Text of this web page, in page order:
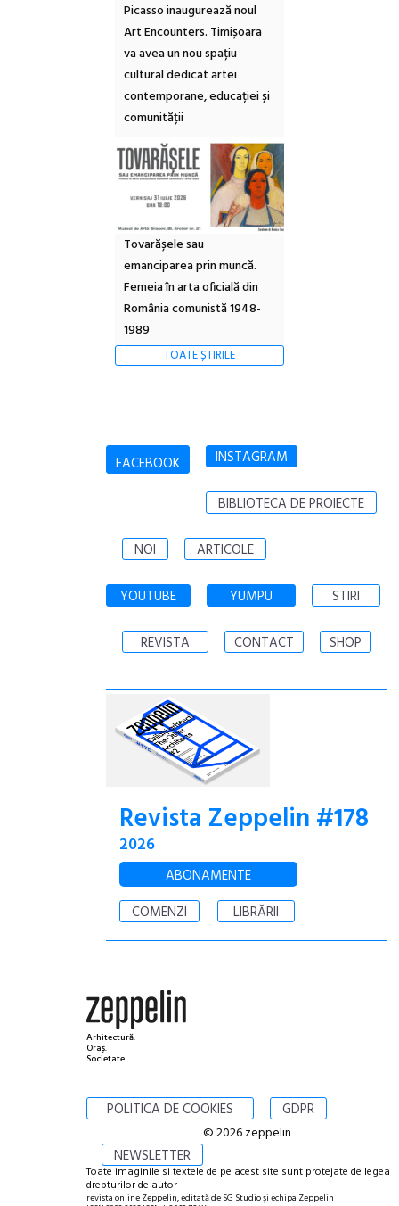
Picasso inaugurează noul
Art Encounters. Timișoara
va avea un nou spațiu
cultural dedicat artei
contemporane, educației și
comunității
Tovarășele sau
emanciparea prin muncă.
Femeia în arta oficială din
România comunistă 1948-
1989
TOATE ȘTIRILE
FACEBOOK INSTAGRAM
BIBLIOTECA DE PROIECTE
NOI ARTICOLE
YOUTUBE YUMPU STIRI
REVISTA CONTACT SHOP
Revista Zeppelin #178
2026
ABONAMENTE
COMENZI
LIBRĂRII
Arhitectură.
Oraș.
Societate.
POLITICA DE COOKIES GDPR
NEWSLETTER
© 2026 zeppelin
Toate imaginile si textele de pe acest site sunt protejate de legea
drepturilor de autor
revista online Zeppelin, editată de SG Studio și echipa Zeppelin